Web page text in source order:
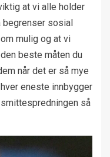
at vi alle holder
begrenser sosial
mulig og at vi
beste måten du
når det er så mye
eneste innbygger
så